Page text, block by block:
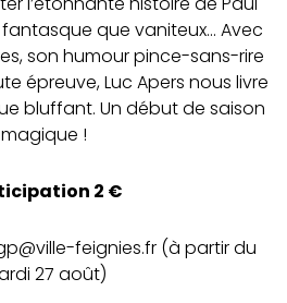
que vaniteux... Avec
son humour pince-sans-rire
épreuve, Luc Apers nous livre
bluffant. Un début de saison
magique !
2 €
feignies.fr (à partir du
27 août)